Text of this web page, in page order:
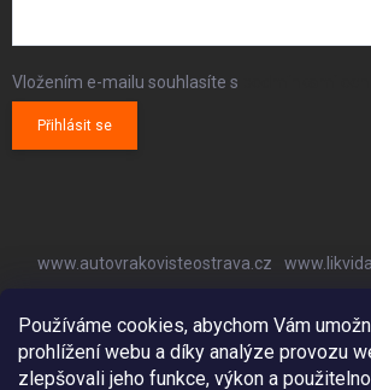
Používáme cookies, abychom Vám
prohlížení webu a díky analýze provozu
zlepšovali jeho funkce, výkon a
Vložením e-mailu souhlasíte s
Přihlásit se
www.autovrakovisteostrava.cz